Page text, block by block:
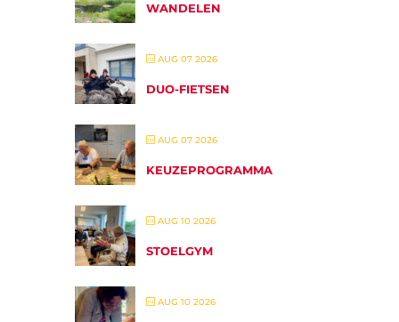
WANDELEN
AUG 07 2026
DUO-FIETSEN
AUG 07 2026
KEUZEPROGRAMMA
AUG 10 2026
STOELGYM
AUG 10 2026